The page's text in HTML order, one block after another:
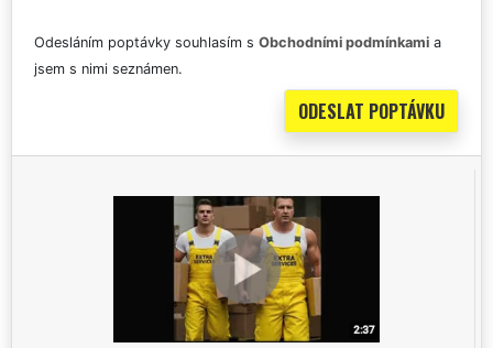
Odesláním poptávky souhlasím s Obchodními podmínkami a
jsem s nimi seznámen.